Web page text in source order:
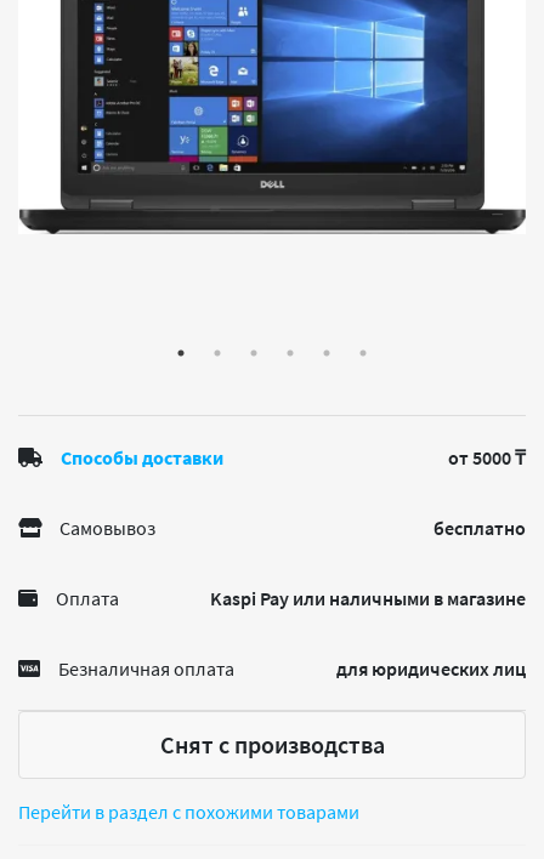
Способы доставки от 5000 ₸
Самовывоз бесплатно
Оплата Kaspi Pay или наличными в магазине
Безналичная оплата для юридических лиц
Снят с производства
Перейти в раздел с похожими товарами